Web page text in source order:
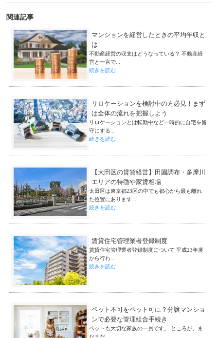
関連記事
マンションを経営したときの平均年収と
は
不動産経営の収支はどうなっている？ 不動産経
営と一言で...
続きを読む
リロケーションを検討中の方必見！まず
は全体の流れを把握しよう
リロケーションとは転勤中など一時的に自宅を留
守にする...
続きを読む
【大田区の賃貸経営】田園調布・多摩川
エリアの特徴や家賃相場
太田区は東京都23区の中でも都心から最も離れ
た位置にあります...
続きを読む
賃貸住宅管理業者登録制度
賃貸住宅管理業者登録制度について 平成23年度
から行わ...
続きを読む
ペット不可をペット可に？分譲マンショ
ンで必要な管理組合手続き
ペットも大切な家族の一員です。 ところが、ま
だまだ...